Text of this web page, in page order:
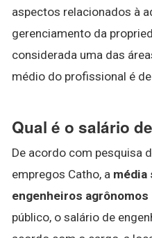
aspectos relacionados à
gerenciamento da
considerada uma das
médio do profissional é
Qual é o salário
De acordo com pesquisa
empregos Catho, a média
engenheiros agrônomos
público, o salário de